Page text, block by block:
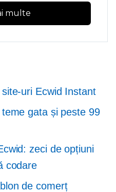
multe
uri Ecwid Instant
gata și peste 99
zeci de opțiuni
codare
de comerț